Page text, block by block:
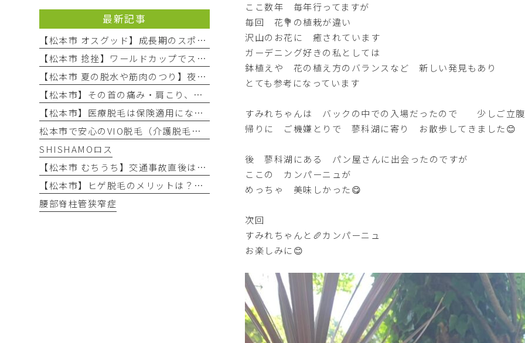
ここ数年 毎年行ってますが
毎回 花💐の植栽が違い
沢山のお花に 癒されています
ガーデニング好きの私としては
鉢植えや 花の植え方のバランスなど 新しい発見もあり
とても参考になっています
すみれちゃんは バックの中での入場だったので 少しご立
帰りに ご機嫌とりで 蓼科湖に寄り お散歩してきました😊
後 蓼科湖にある パン屋さんに出会ったのですが
ここの カンパーニュが
めっちゃ 美味しかった😋
次回
すみれちゃんと🥖カンパーニュ
お楽しみに😊
最新記事
【松本市 オスグッド】成長期のスポーツ活動で起こりやすい膝の痛み「オスグッド・シュラッター病」の原因と対処法
【松本市 捻挫】ワールドカップでスポーツ熱上昇中！お子様の「捻挫」にご注意を
【松本市 夏の脱水や筋肉のつり】夜中の激しい痛み…それ、夏の「隠れ脱水」が原因かもしれません！
【松本市】その首の痛み・肩こり、本当に年齢のせい？知っておきたい「首の危険信号」
【松本市】医療脱毛は保険適用になる？疾患・肌荒れに悩む方へ整形外科での脱毛を徹底解説！
松本市で安心のVIO脱毛（介護脱毛）！エステとの違いや回数を解説
SHISHAMOロス
【松本市 むちうち】交通事故直後は無症状でも要注意！後遺症を防ぐ早期受診と自賠責保険のポイント
【松本市】ヒゲ脱毛のメリットは？医療とエステの違いや「値段・回数・痛み」を徹底解説
腰部脊柱管狭窄症